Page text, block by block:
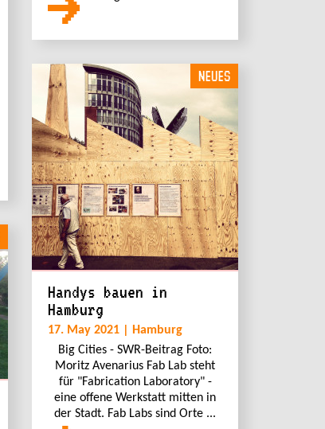
NEUES
Handys bauen in
Hamburg
17. May 2021 | Hamburg
Big Cities - SWR-Beitrag Foto:
Moritz Avenarius Fab Lab steht
für "Fabrication Laboratory" -
eine offene Werkstatt mitten in
der Stadt. Fab Labs sind Orte ...